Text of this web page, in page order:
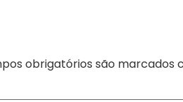
obrigatórios são marcados